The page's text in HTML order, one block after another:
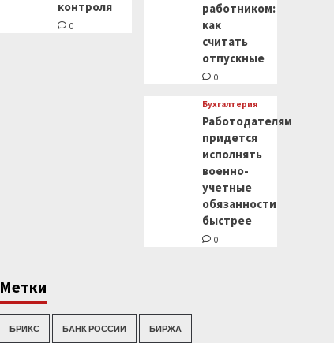
контроля
0
работником:
как
считать
отпускные
0
Бухгалтерия
Работодателям
придется
исполнять
военно-
учетные
обязанности
быстрее
0
Метки
БРИКС БАНК РОССИИ БИРЖА